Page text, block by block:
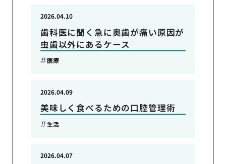
歯科医に聞く急に奥歯が痛い原因が
虫歯以外にあるケース
2026.04.10
医療
美味しく食べるための口腔管理術
2026.04.09
生活
2026.04.07